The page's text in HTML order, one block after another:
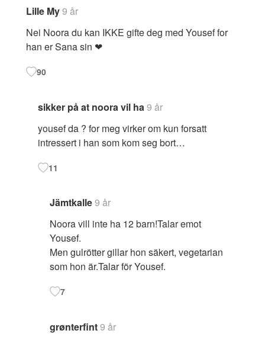
Lille My9 år
Nei Noora du kan IKKE gifte deg med Yousef for
han er Sana sin ❤
90
sikker på at noora vil ha9 år
yousef da ? for meg virker om kun forsatt
intressert i han som kom seg bort…
11
Jämtkalle9 år
Noora vill inte ha 12 barn!Talar emot
Yousef.
Men gulrötter gillar hon säkert, vegetarian
som hon är.Talar för Yousef.
7
grønterfint9 år